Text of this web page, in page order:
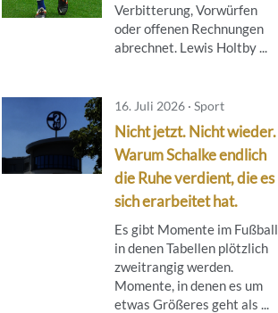
Verbitterung, Vorwürfen
oder offenen Rechnungen
abrechnet. Lewis Holtby ...
16. Juli 2026 · Sport
Nicht jetzt. Nicht wieder.
Warum Schalke endlich
die Ruhe verdient, die es
sich erarbeitet hat.
Es gibt Momente im Fußball,
in denen Tabellen plötzlich
zweitrangig werden.
Momente, in denen es um
etwas Größeres geht als ...